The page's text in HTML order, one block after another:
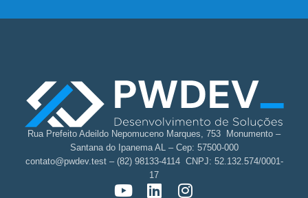
Rua Prefeito Adeildo Nepomuceno Marques, 753 Monumento –
Santana do Ipanema AL – Cep: 57500-000
contato@pwdev.test – (82) 98133-4114 CNPJ: 52.132.574/0001-
17